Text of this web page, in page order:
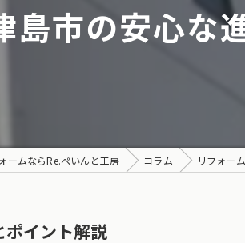
市の安心な
ームならRe.ぺいんと工房 コラム リフォー
ポイント解説